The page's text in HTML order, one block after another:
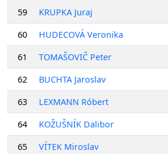
59
KRUPKA Juraj
60
HUDECOVÁ Veronika
61
TOMAŠOVIČ Peter
62
BUCHTA Jaroslav
63
LEXMANN Róbert
64
KOŽUŠNÍK Dalibor
65
VÍTEK Miroslav